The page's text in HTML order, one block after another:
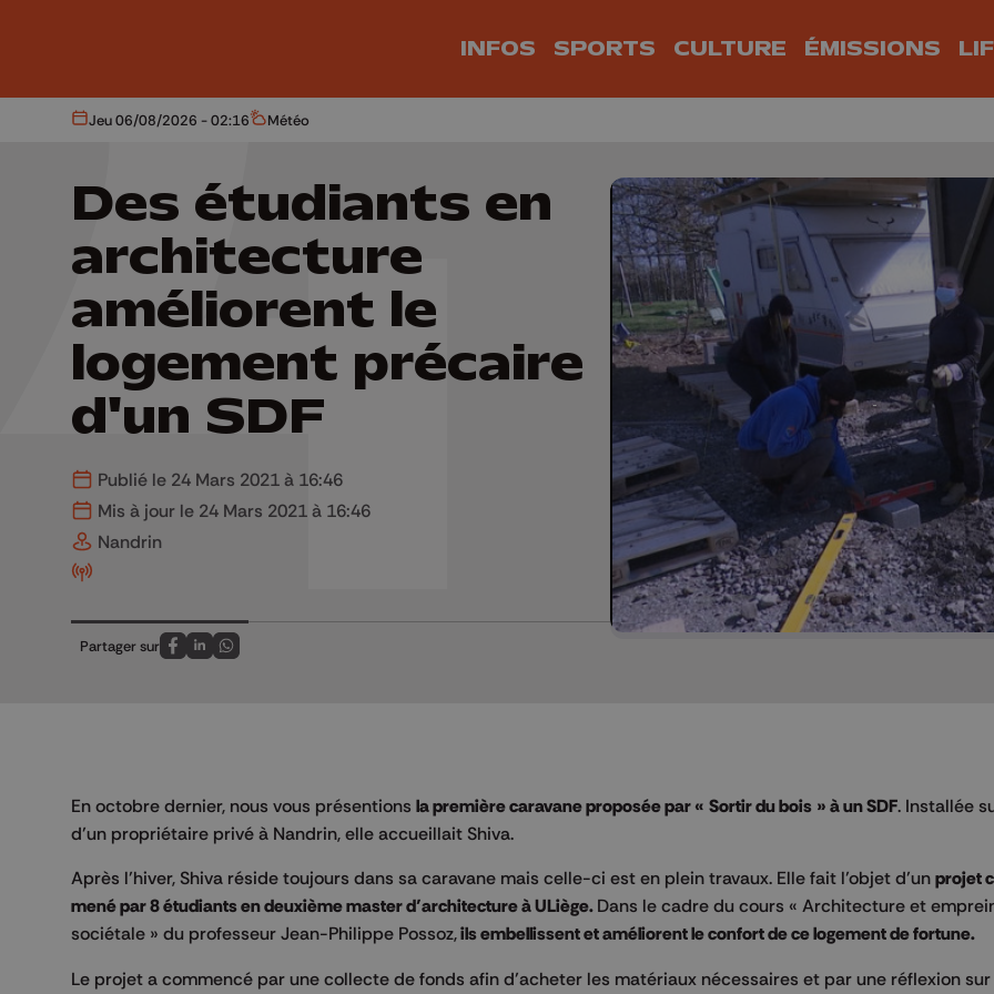
INFOS SPORTS CULTURE ÉMISSIONS
Aujourd'hui
Jeu 06/08/2026 - 02:16 Météo
Météo
Des étudiants en
architecture
améliorent le
logement précaire
d'un SDF
Publié le 24 Mars 2021 à 16:46
Mis à jour le 24 Mars 2021 à 16:46
Nandrin
Partager sur
Partagez sur FaceBook
Partagez sur LinkedIn
Partagez sur Whatsapp
En octobre dernier, nous vous présentions la première caravane proposée par « Sortir du bois » à un SDF. Installée
d’un propriétaire privé à Nandrin, elle accueillait Shiva.
Après l’hiver, Shiva réside toujours dans sa caravane mais celle-ci est en plein travaux. Elle fait l’objet d’un projet
mené par 8 étudiants en deuxième master d’architecture à ULiège. Dans le cadre du cours « Architecture et
sociétale » du professeur Jean-Philippe Possoz,ils embellissent et améliorent le confort de ce logement de fortune.
Le projet a commencé par une collecte de fonds afin d’acheter les matériaux nécessaires et par une réflexion